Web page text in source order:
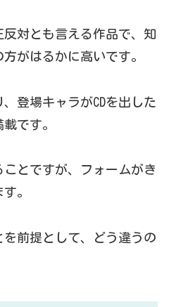
対とも言える作品で、知
がはるかに高いです。
登場キャラがCDを出した
です。
とですが、フォームがき
。
前提として、どう違うの